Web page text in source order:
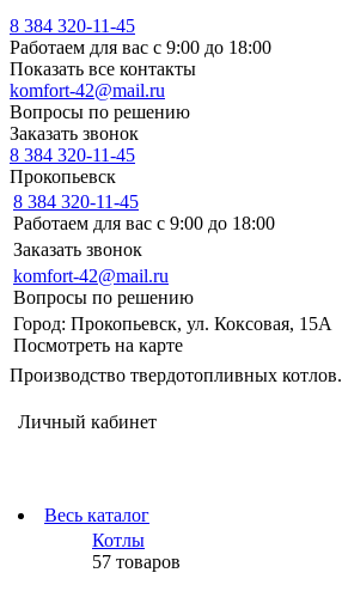
8 384 320-11-45
Работаем для вас с 9:00 до 18:00
Показать все контакты
komfort-42@mail.ru
Вопросы по решению
Заказать звонок
8 384 320-11-45
Прокопьевск
8 384 320-11-45
Работаем для вас с 9:00 до 18:00
Заказать звонок
komfort-42@mail.ru
Вопросы по решению
Город: Прокопьевск, ул. Коксовая, 15А
Посмотреть на карте
Производство твердотопливных котлов.
Личный кабинет
Весь каталог
Котлы
57 товаров